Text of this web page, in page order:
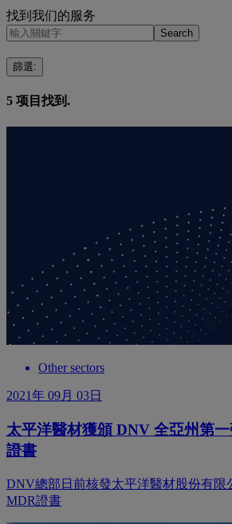
找到我们的服务
Search
篩選:
5 项目找到.
Other sectors
2021年 09月 03日
太平洋醫材獲頒 DNV 全亞州第
證書
DNV總部日前核發太平洋醫材股份有限
MDR證書